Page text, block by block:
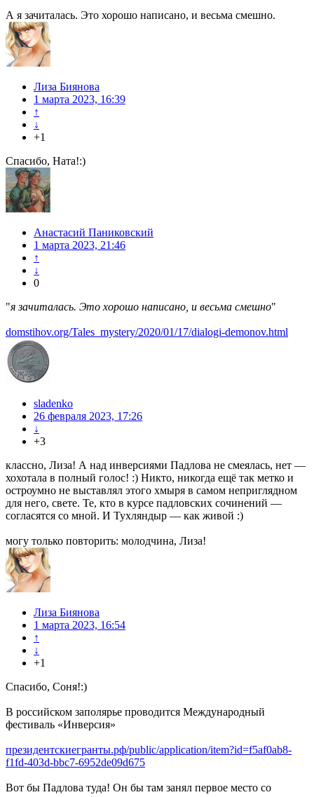
А я зачиталась. Это хорошо написано, и весьма смешно.
Лиза Биянова
1 марта 2023, 16:39
↑
↓
+1
Спасибо, Ната!:)
Анастасий Паниковский
1 марта 2023, 21:46
↑
↓
0
"я зачиталась. Это хорошо написано, и весьма смешно"
domstihov.org/Tales_mystery/2020/01/17/dialogi-demonov.html
sladenko
26 февраля 2023, 17:26
↓
+3
классно, Лиза! А над инверсиями Падлова не смеялась, нет —
хохотала в полный голос! :) Никто, никогда ещё так метко и
остроумно не выставлял этого хмыря в самом неприглядном
для него, свете. Те, кто в курсе падловских сочинений —
согласятся со мной. И Тухляндыр — как живой :)
могу только повторить: молодчина, Лиза!
Лиза Биянова
1 марта 2023, 16:54
↑
↓
+1
Спасибо, Соня!:)
В российском заполярье проводится Международный
фестиваль «Инверсия»
президентскиегранты.рф/public/application/item?id=f5af0ab8-
f1fd-403d-bbc7-6952de09d675
Вот бы Падлова туда! Он бы там занял первое место со